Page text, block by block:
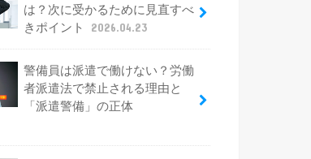
は？次に受かるために見直すべ
きポイント
2026.04.23
警備員は派遣で働けない？労働
者派遣法で禁止される理由と
「派遣警備」の正体